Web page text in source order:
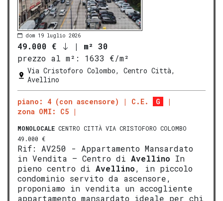
dom 19 luglio 2026
49.000 € | m² 30
prezzo al m²:
1633 €/m²
Via Cristoforo Colombo, Centro Città,
Avellino
piano: 4 (con ascensore) C.E.
G
zona OMI: C5
MONOLOCALE CENTRO CITTÀ VIA CRISTOFORO COLOMBO
49.000 €
Rif: AV250 - Appartamento Mansardato
in Vendita – Centro di Avellino In
pieno centro di Avellino, in piccolo
condominio servito da ascensore,
proponiamo in vendita un accogliente
appartamento mansardato ideale per chi